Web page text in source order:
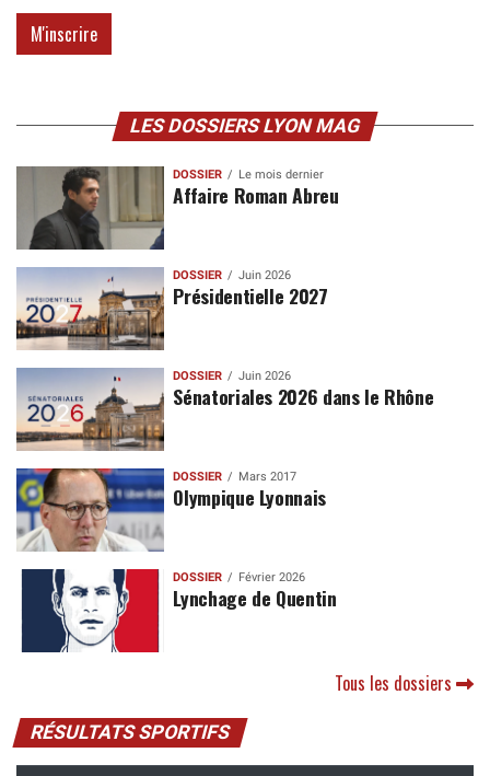
LES DOSSIERS LYON MAG
DOSSIER Le mois dernier
Affaire Roman Abreu
DOSSIER Juin 2026
Présidentielle 2027
DOSSIER Juin 2026
Sénatoriales 2026 dans le Rhône
DOSSIER Mars 2017
Olympique Lyonnais
DOSSIER Février 2026
Lynchage de Quentin
Tous les dossiers
RÉSULTATS SPORTIFS